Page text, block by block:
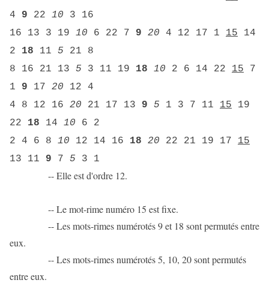
4 9 22 10 3 16
16 13 3 19 10 6 22 7 9 20 4 12 17 1 15 14
2 18 11 5 21 8
8 16 21 13 5 3 11 19 18 10 2 6 14 22 15 7
1 9 17 20 12 4
4 8 12 16 20 21 17 13 9 5 1 3 7 11 15 19
22 18 14 10 6 2
2 4 6 8 10 12 14 16 18 20 22 21 19 17 15
13 11 9 7 5 3 1
-- Elle est d'ordre 12.
-- Le mot-rime numéro 15 est fixe.
-- Les mots-rimes numérotés 9 et 18 sont permutés entre
eux.
-- Les mots-rimes numérotés 5, 10, 20 sont permutés
entre eux.